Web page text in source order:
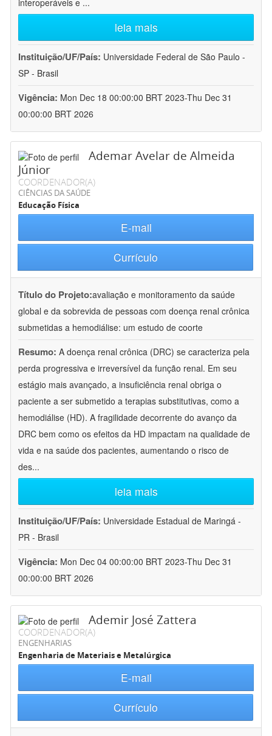
interoperáveis e ...
leia mais
Instituição/UF/País: Universidade Federal de São Paulo -
SP - Brasil
Vigência: Mon Dec 18 00:00:00 BRT 2023-Thu Dec 31
00:00:00 BRT 2026
Ademar Avelar de Almeida
Júnior
COORDENADOR(A)
CIÊNCIAS DA SAÚDE
Educação Física
E-mail
Currículo
Título do Projeto:avaliação e monitoramento da saúde
global e da sobrevida de pessoas com doença renal crônica
submetidas a hemodiálise: um estudo de coorte
Resumo: A doença renal crônica (DRC) se caracteriza pela
perda progressiva e irreversível da função renal. Em seu
estágio mais avançado, a insuficiência renal obriga o
paciente a ser submetido a terapias substitutivas, como a
hemodiálise (HD). A fragilidade decorrente do avanço da
DRC bem como os efeitos da HD impactam na qualidade de
vida e na saúde dos pacientes, aumentando o risco de
des...
leia mais
Instituição/UF/País: Universidade Estadual de Maringá -
PR - Brasil
Vigência: Mon Dec 04 00:00:00 BRT 2023-Thu Dec 31
00:00:00 BRT 2026
Ademir José Zattera
COORDENADOR(A)
ENGENHARIAS
Engenharia de Materiais e Metalúrgica
E-mail
Currículo